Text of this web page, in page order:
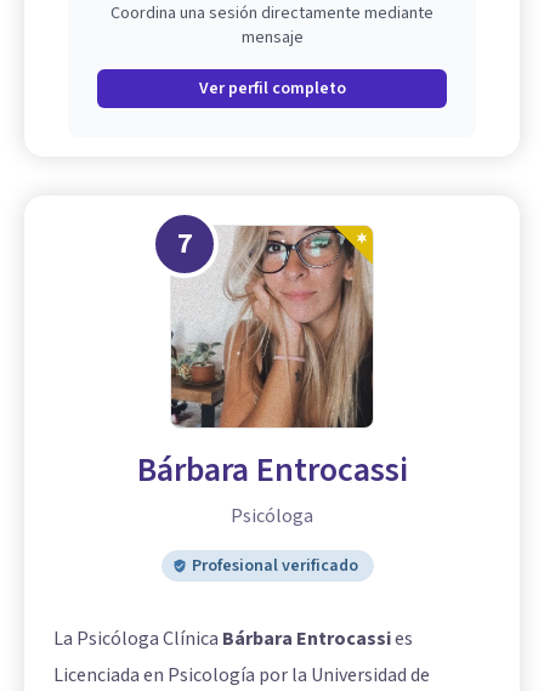
Coordina una sesión directamente mediante
mensaje
Ver perfil completo
7
Bárbara Entrocassi
Psicóloga
Profesional verificado
La Psicóloga Clínica Bárbara Entrocassies
Licenciada en Psicología por la Universidad de